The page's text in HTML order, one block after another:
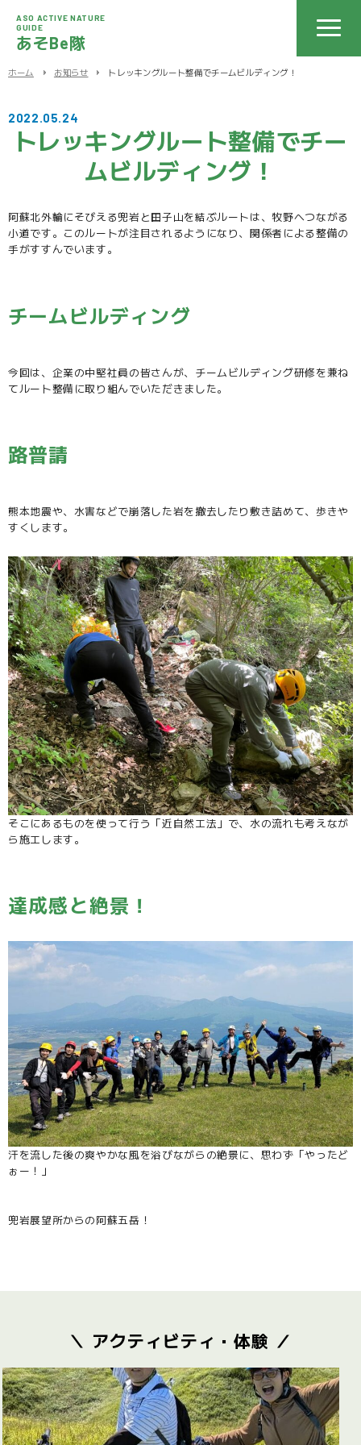
ASO ACTIVE NATURE
GUIDE
あそBe隊
ホーム お知らせ トレッキングルート整備でチームビルディング！
2022.05.24
トレッキングルート整備でチー
ムビルディング！
阿蘇北外輪にそびえる兜岩と田子山を結ぶルートは、牧野へつながる
小道です。このルートが注目されるようになり、関係者による整備の
手がすすんでいます。
チームビルディング
今回は、企業の中堅社員の皆さんが、チームビルディング研修を兼ね
てルート整備に取り組んでいただきました。
路普請
熊本地震や、水害などで崩落した岩を撤去したり敷き詰めて、歩きや
すくします。
そこにあるものを使って行う「近自然工法」で、水の流れも考えなが
ら施工します。
達成感と絶景！
汗を流した後の爽やかな風を浴びながらの絶景に、思わず「やったど
ぉー！」
兜岩展望所からの阿蘇五岳！
＼ アクティビティ・体験 ／